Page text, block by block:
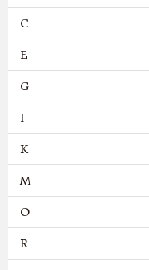
C
E
G
I
K
M
O
R